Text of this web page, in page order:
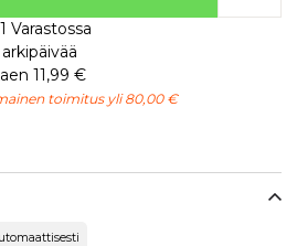
1 Varastossa
arkipäivää
11,99 €
toimitus yli 80,00 €